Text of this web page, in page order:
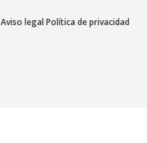
Aviso legalPolítica de privacidad